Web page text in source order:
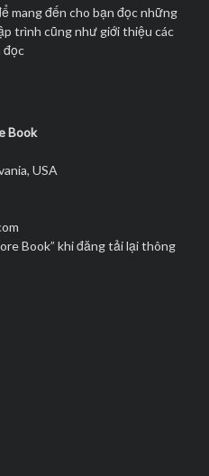
mang đến cho bạn đọc những
trình cũng như giới thiệu các
đọc
Book
USA
Book” khi đăng tải lại thông